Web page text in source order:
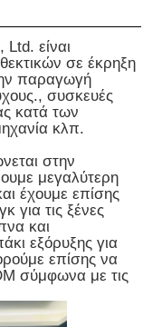
είναι
σε έκρηξη
παραγωγή
συσκευές
κατά των
κλπ.
στην
μεγαλύτερη
έχουμε επίσης
για τις ξένες
και
εξόρυξης για
επίσης να
σύμφωνα με τις